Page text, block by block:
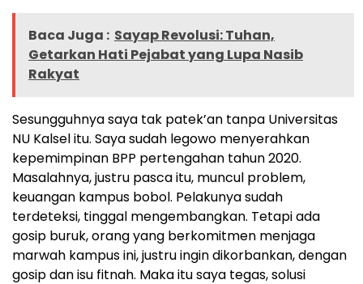
Baca Juga : Sayap Revolusi: Tuhan,
Getarkan Hati Pejabat yang Lupa Nasib
Rakyat
Sesungguhnya saya tak patek’an tanpa Universitas
NU Kalsel itu. Saya sudah legowo menyerahkan
kepemimpinan BPP pertengahan tahun 2020.
Masalahnya, justru pasca itu, muncul problem,
keuangan kampus bobol. Pelakunya sudah
terdeteksi, tinggal mengembangkan. Tetapi ada
gosip buruk, orang yang berkomitmen menjaga
marwah kampus ini, justru ingin dikorbankan, dengan
gosip dan isu fitnah. Maka itu saya tegas, solusi